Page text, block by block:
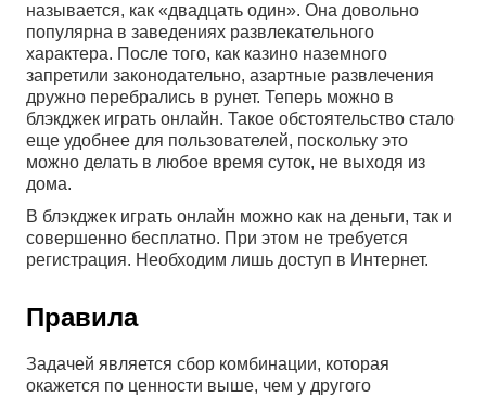
называется, как «двадцать один». Она довольно
популярна в заведениях развлекательного
характера. После того, как казино наземного
запретили законодательно, азартные развлечения
дружно перебрались в рунет. Теперь можно в
блэкджек играть онлайн. Такое обстоятельство стало
еще удобнее для пользователей, поскольку это
можно делать в любое время суток, не выходя из
дома.
В блэкджек играть онлайн можно как на деньги, так и
совершенно бесплатно. При этом не требуется
регистрация. Необходим лишь доступ в Интернет.
Правила
Задачей является сбор комбинации, которая
окажется по ценности выше, чем у другого